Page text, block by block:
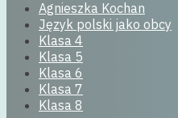
Agnieszka Kochan
Język polski jako obcy
Klasa 4
Klasa 5
Klasa 6
Klasa 7
Klasa 8